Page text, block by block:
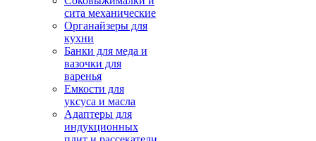
сита механические
Органайзеры для
кухни
Банки для меда и
вазочки для
варенья
Емкости для
уксуса и масла
Адаптеры для
индукционных